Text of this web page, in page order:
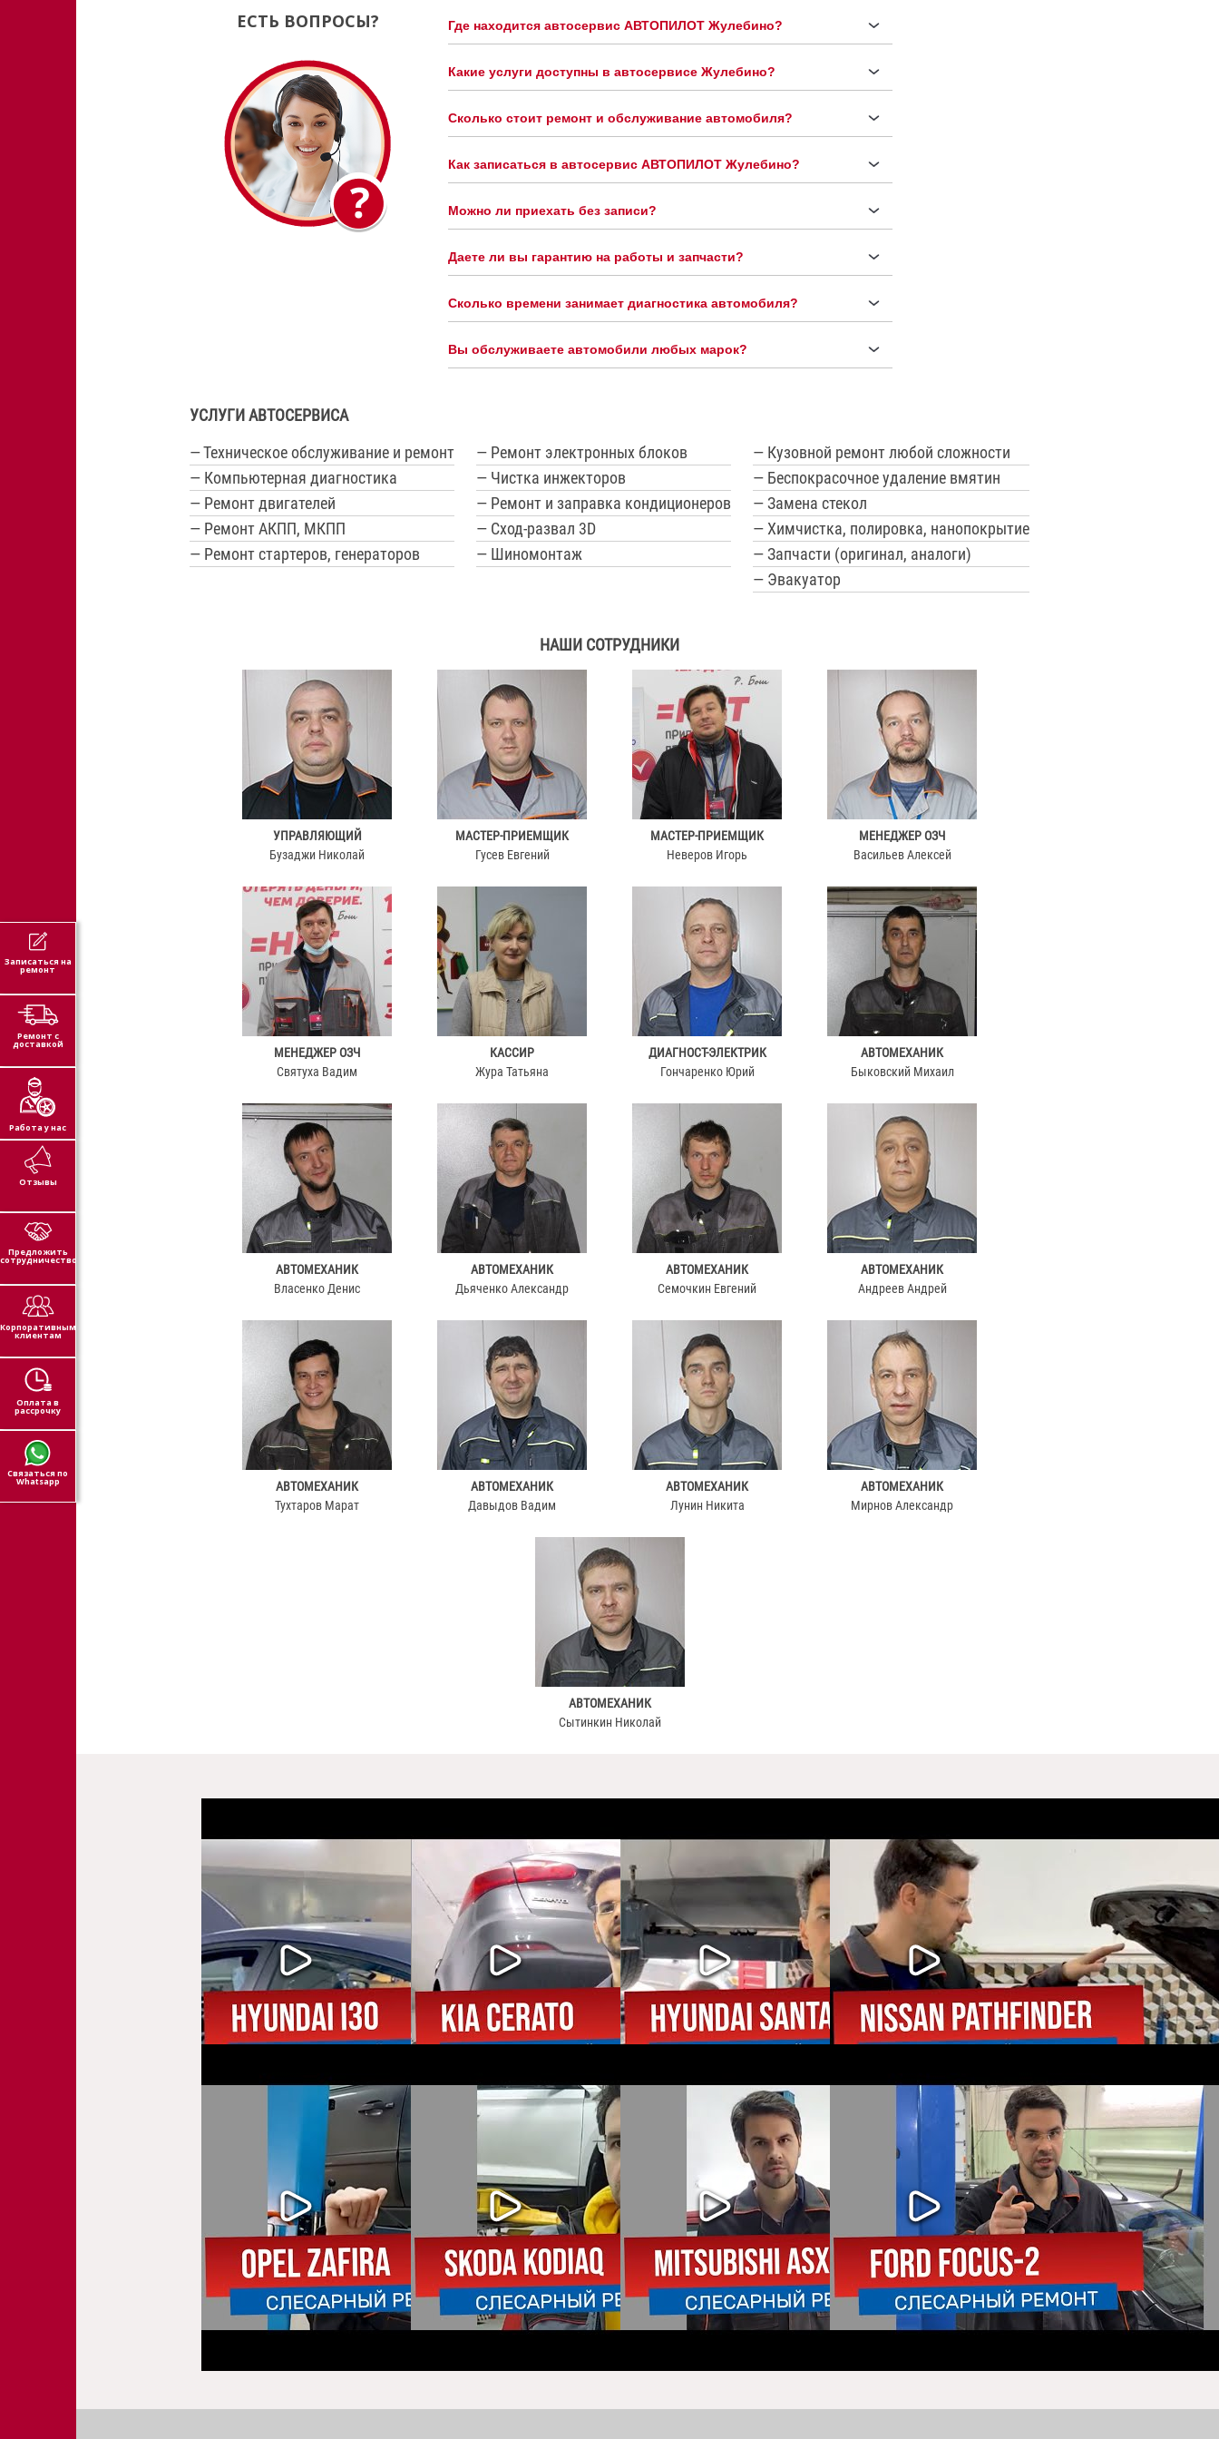
ЕСТЬ ВОПРОСЫ? Где находится автосервис АВТОПИЛОТ Жулебино?
Какие услуги доступны в автосервисе Жулебино?
Сколько стоит ремонт и обслуживание автомобиля?
Как записаться в автосервис АВТОПИЛОТ Жулебино?
Можно ли приехать без записи?
Даете ли вы гарантию на работы и запчасти?
Сколько времени занимает диагностика автомобиля?
Вы обслуживаете автомобили любых марок?
УСЛУГИ АВТОСЕРВИСА
— Техническое обслуживание и ремонт
— Компьютерная диагностика
— Ремонт двигателей
— Ремонт АКПП, МКПП
— Ремонт стартеров, генераторов
— Ремонт электронных блоков
— Чистка инжекторов
— Ремонт и заправка кондиционеров
— Сход-развал 3D
— Шиномонтаж
— Кузовной ремонт любой сложности
— Беспокрасочное удаление вмятин
— Замена стекол
— Химчистка, полировка, нанопокрытие
— Запчасти (оригинал, аналоги)
— Эвакуатор
НАШИ СОТРУДНИКИ
УПРАВЛЯЮЩИЙ
Бузаджи Николай
МАСТЕР-ПРИЕМЩИК
Гусев Евгений
МАСТЕР-ПРИЕМЩИК
Неверов Игорь
МЕНЕДЖЕР ОЗЧ
Васильев Алексей
МЕНЕДЖЕР ОЗЧ
Святуха Вадим
КАССИР
Жура Татьяна
ДИАГНОСТ-ЭЛЕКТРИК
Гончаренко Юрий
АВТОМЕХАНИК
Быковский Михаил
АВТОМЕХАНИК
Власенко Денис
АВТОМЕХАНИК
Дьяченко Александр
АВТОМЕХАНИК
Семочкин Евгений
АВТОМЕХАНИК
Андреев Андрей
АВТОМЕХАНИК
Тухтаров Марат
АВТОМЕХАНИК
Давыдов Вадим
АВТОМЕХАНИК
Лунин Никита
АВТОМЕХАНИК
Мирнов Александр
АВТОМЕХАНИК
Сытинкин Николай
Все работы сертифицированы по Гост-P. Ведём подробную историю обслуживания в сервисной книжке
Записаться на
ремонт
Ремонт с
доставкой
Работа у нас
Отзывы
Предложить
сотрудничество
Корпоративным
клиентам
Оплата в
рассрочку
Связаться по
Whatsapp